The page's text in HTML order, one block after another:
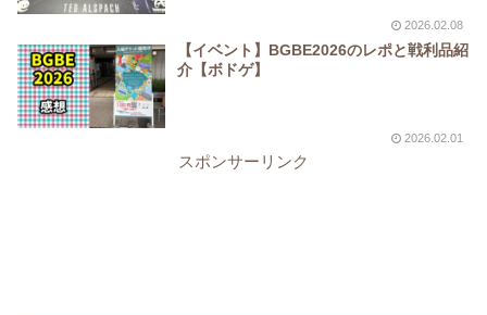
2026.02.08
【イベント】BGBE2026のレポと戦利品紹
介【ボドゲ】
2026.02.01
スポンサーリンク